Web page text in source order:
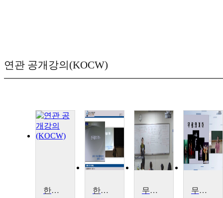
연관 공개강의(KOCW)
한국춤을 통한 한국문화 읽기Ⅰ(기원부터 K-POP까지) 한국춤의 역사 무용 영어 무용의 이해